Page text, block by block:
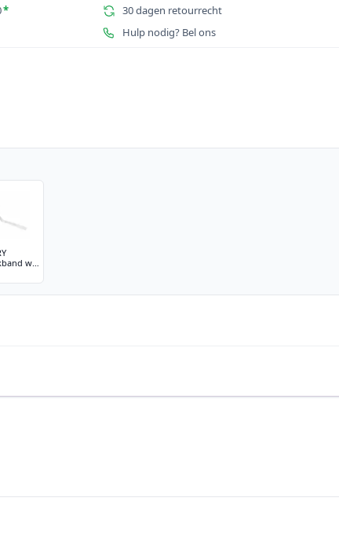
*
30 dagen retourrecht
Hulp nodig? Bel ons
wit